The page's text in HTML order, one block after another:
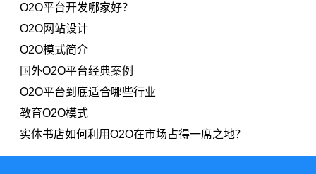
O2O平台开发哪家好？
O2O网站设计
O2O模式简介
国外O2O平台经典案例
O2O平台到底适合哪些行业
教育O2O模式
实体书店如何利用O2O在市场占得一席之地？